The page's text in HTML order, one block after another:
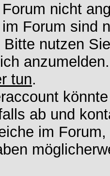
nicht
Forum sind
nutzen
tun.
ab und
im